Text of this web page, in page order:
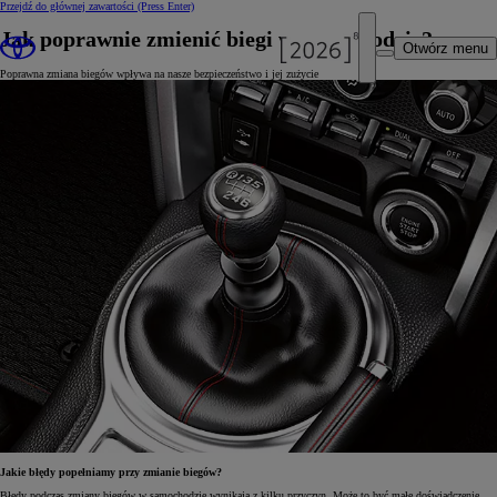
Przejdź do głównej zawartości (Press Enter)
Otwórz menu
Jak poprawnie zmienić biegi w samochodzie?
Poprawna zmiana biegów wpływa na nasze bezpieczeństwo i jej zużycie
Jakie błędy popełniamy przy zmianie biegów?